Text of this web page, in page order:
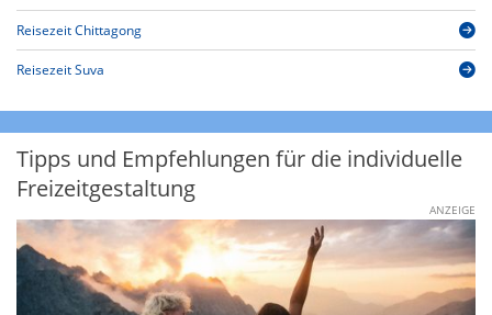
Reisezeit Chittagong
Reisezeit Suva
Tipps und Empfehlungen für die individuelle
Freizeitgestaltung
ANZEIGE